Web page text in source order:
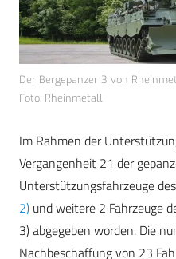
Der Bergepanzer 3 von
Foto: Rheinmetall
Im Rahmen der
Vergangenheit 21 der
Unterstützungsfahrzeuge
2) und weitere 2 Fahrzeuge
3) abgegeben worden. Die
Nachbeschaffung von 23